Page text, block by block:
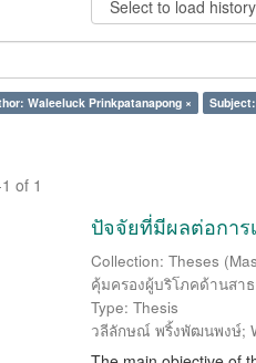
Waleeluck Prinkpatanapong ×
of 1
ปัจจัยที่มีผลต่อกา
Collection: Theses
คุ้มครองผู้บริโภคด้านสา
Type: Thesis
วลีลักษณ์ พริ้งพัฒนพงษ์;